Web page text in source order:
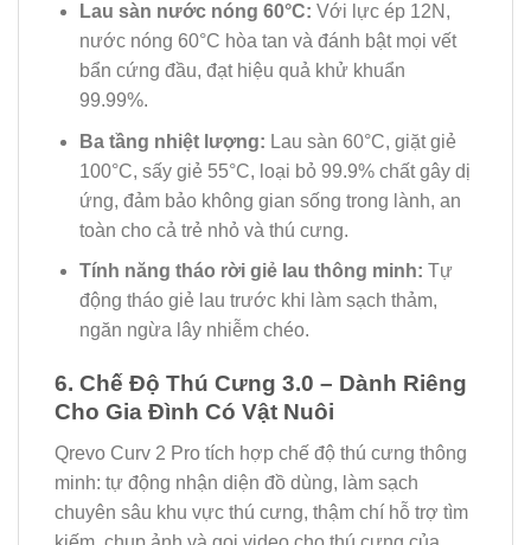
Lau sàn nước nóng 60°C: Với lực ép 12N,
nước nóng 60°C hòa tan và đánh bật mọi vết
bẩn cứng đầu, đạt hiệu quả khử khuẩn
99.99%.
Ba tầng nhiệt lượng: Lau sàn 60°C, giặt giẻ
100°C, sấy giẻ 55°C, loại bỏ 99.9% chất gây dị
ứng, đảm bảo không gian sống trong lành, an
toàn cho cả trẻ nhỏ và thú cưng.
Tính năng tháo rời giẻ lau thông minh: Tự
động tháo giẻ lau trước khi làm sạch thảm,
ngăn ngừa lây nhiễm chéo.
6. Chế Độ Thú Cưng 3.0 – Dành Riêng
Cho Gia Đình Có Vật Nuôi
Qrevo Curv 2 Pro tích hợp chế độ thú cưng thông
minh: tự động nhận diện đồ dùng, làm sạch
chuyên sâu khu vực thú cưng, thậm chí hỗ trợ tìm